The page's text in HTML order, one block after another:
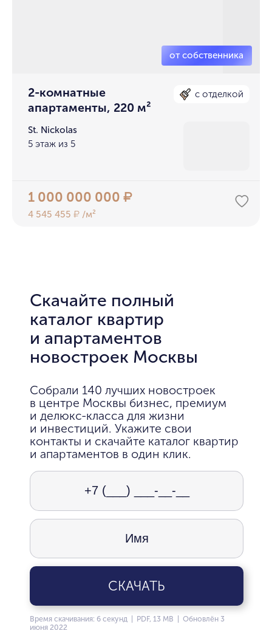
2-комнатные
апартаменты, 220 м²
с отделкой
St. Nickolas
5 этаж из 5
1 000 000 000₽
4 545 455₽ /м²
Скачайте полный
каталог квартир
и апартаментов
новостроек Москвы
Собрали 140 лучших новостроек
в центре Москвы бизнес, премиум
и делюкс-класса для жизни
и инвестиций. Укажите свои
контакты и скачайте каталог квартир
и апартаментов в один клик.
СКАЧАТЬ
Время скачивания: 6 секунд | PDF, 13 MB | Обновлён 3
июня 2022